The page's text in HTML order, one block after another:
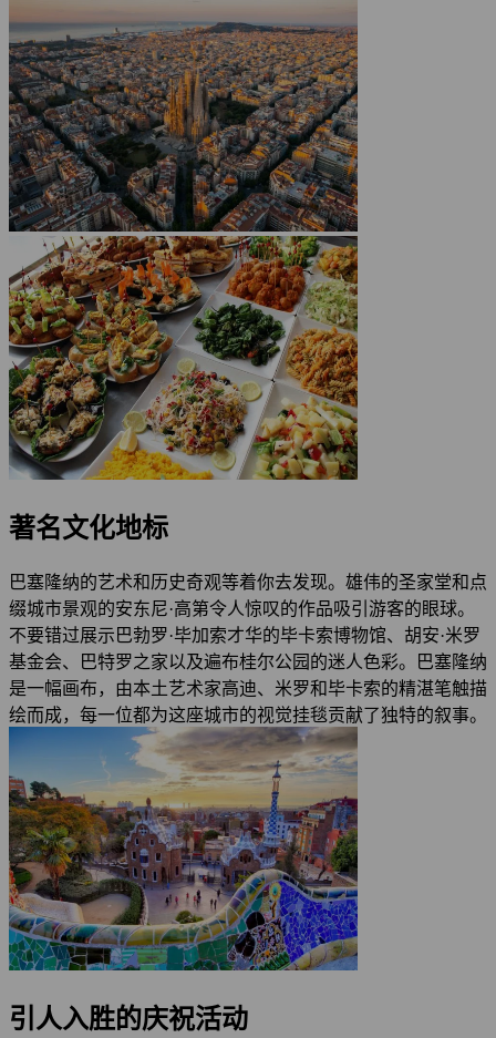
著名文化地标
巴塞隆纳的艺术和历史奇观等着你去发现。雄伟的圣家堂和点
缀城市景观的安东尼·高第令人惊叹的作品吸引游客的眼球。
不要错过展示巴勃罗·毕加索才华的毕卡索博物馆、胡安·米罗
基金会、巴特罗之家以及遍布桂尔公园的迷人色彩。巴塞隆纳
是一幅画布，由本土艺术家高迪、米罗和毕卡索的精湛笔触描
绘而成，每一位都为这座城市的视觉挂毯贡献了独特的叙事。
引人入胜的庆祝活动